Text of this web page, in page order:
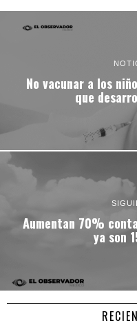
No vacunar a los
que
Aumentan 70%
ya son